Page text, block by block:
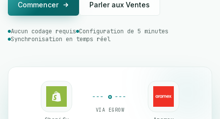
Commencer Parler aux Ventes
Aucun codage requis Configuration de 5 minutes
Synchronisation en temps réel
VIA EGROW